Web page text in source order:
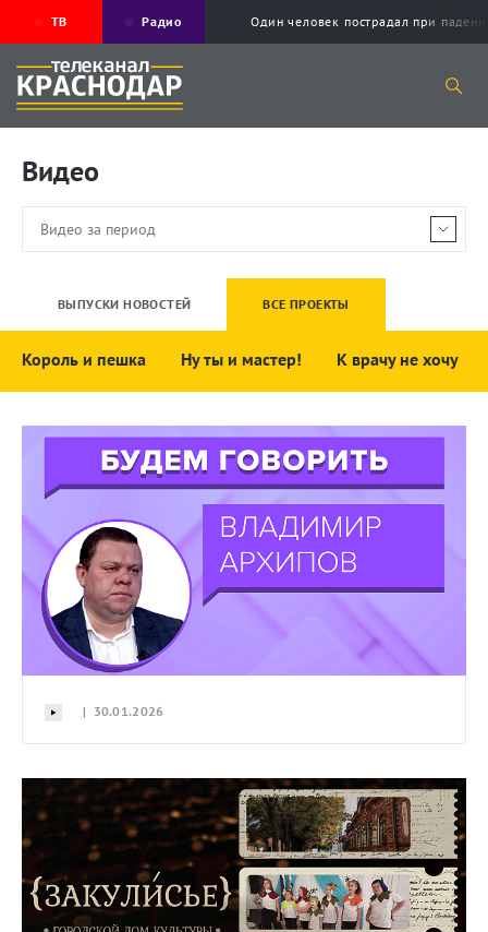
ТВ Радио Один человек пострадал при
Видео
ВЫПУСКИ НОВОСТЕЙ ВСЕ ПРОЕКТЫ
Король и пешка Ну ты и мастер! К врачу не хочу
| 30.01.2026